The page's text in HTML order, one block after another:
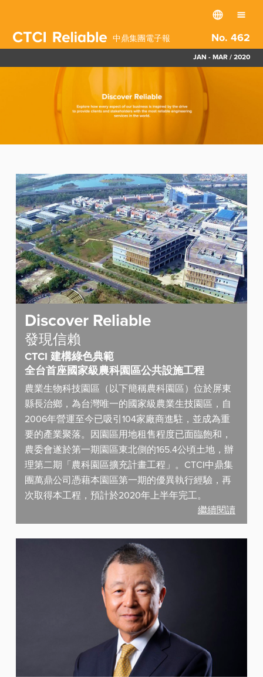
中鼎集團電子報 No. 462
JAN - MAR / 2020
Discover Reliable
發現信賴
CTCI 建構綠色典範
全台首座國家級農科園區公共設施工程
農業生物科技園區（以下簡稱農科園區）位於屏東
縣長治鄉，為台灣唯一的國家級農業生技園區，自
2006年營運至今已吸引104家廠商進駐，並成為重
要的產業聚落。因園區用地租售程度已面臨飽和，
農委會遂於第一期園區東北側的165.4公頃土地，辦
理第二期「農科園區擴充計畫工程」。CTCI中鼎集
團萬鼎公司憑藉本園區第一期的優異執行經驗，再
次取得本工程，預計於2020年上半年完工。
繼續閱讀